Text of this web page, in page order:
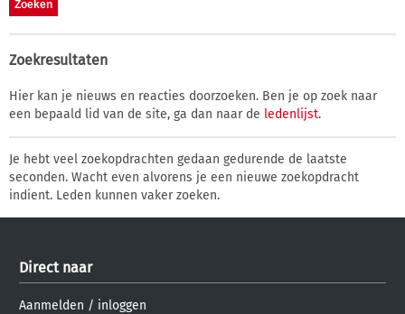
Zoekresultaten
Hier kan je nieuws en reacties doorzoeken. Ben je op zoek naar
een bepaald lid van de site, ga dan naar de ledenlijst.
Je hebt veel zoekopdrachten gedaan gedurende de laatste
seconden. Wacht even alvorens je een nieuwe zoekopdracht
indient. Leden kunnen vaker zoeken.
Direct naar
Aanmelden / inloggen